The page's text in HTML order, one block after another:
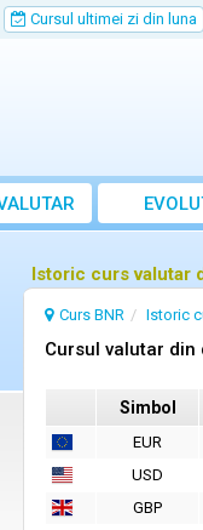
Cursul ultimei zi din luna
Istoric curs valutar
Curs BNR Istoric
Cursul valutar
Simbol
EUR
USD
GBP